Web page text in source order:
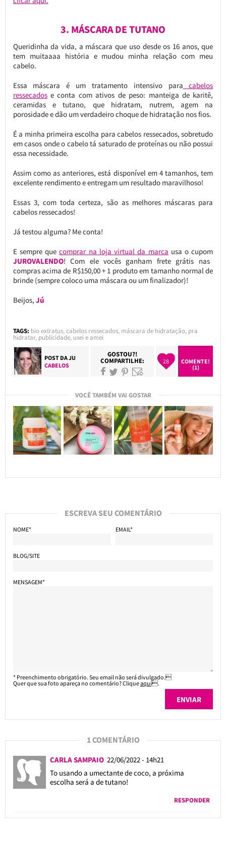
3. MÁSCARA DE TUTANO
Queridinha da vida, a máscara que uso desde os 16 anos, que
tem muitaaaa história e mudou minha relação com meu
cabelo.
Essa máscara é um tratamento intensivo para cabelos
ressecadose conta com ativos de peso: manteiga de karitê,
ceramidas e tutano, que hidratam, nutrem, agem na
porosidade e dão um verdadeiro choque de hidratação nos fios.
É a minha primeira escolha para cabelos ressecados, sobretudo
em casos onde o cabelo tá saturado de proteínas ou não possui
essa necessidade.
Assim como as anteriores, está disponível em 4 tamanhos, tem
excelente rendimento e entregam um resultado maravilhoso!
Essas 3, com toda certeza, são as melhores máscaras para
cabelos ressecados!
Já testou alguma? Me conta!
E sempre quecomprar na loja virtual da marca usa o cupom
JUROVALENDO! Com ele vocês ganham frete grátis nas
compras acima de R$150,00 + 1 produto em tamanho normal de
brinde (sempre coloco uma máscara ou um finalizador)!
Beijos, Jú
TAGS: bio extratus,cabelos ressecados, máscara de hidratação, pra
hidratar, publicidade, usei e amei
POST DAJU
CABELOS
GOSTOU?!
COMPARTILHE: 28
COMENTE!
(1)
VOCÊ TAMBÉM VAI GOSTAR
ESCREVA SEU COMENTÁRIO
NOME* EMAIL*
BLOG/SITE
MENSAGEM*
* Preenchimento obrigatório. Seu email não será divulgado.
Quer que sua foto apareça no comentário? Cliqueaqui.
1 COMENTÁRIO
CARLA SAMPAIO 22/06/2022 - 14h21
To usando a umectante de coco, a próxima
escolha será a de tutano!
RESPONDER